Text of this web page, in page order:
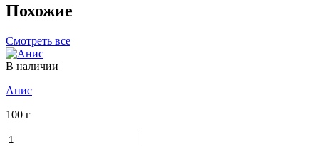
Похожие
Смотреть все
В наличии
Анис
100 г